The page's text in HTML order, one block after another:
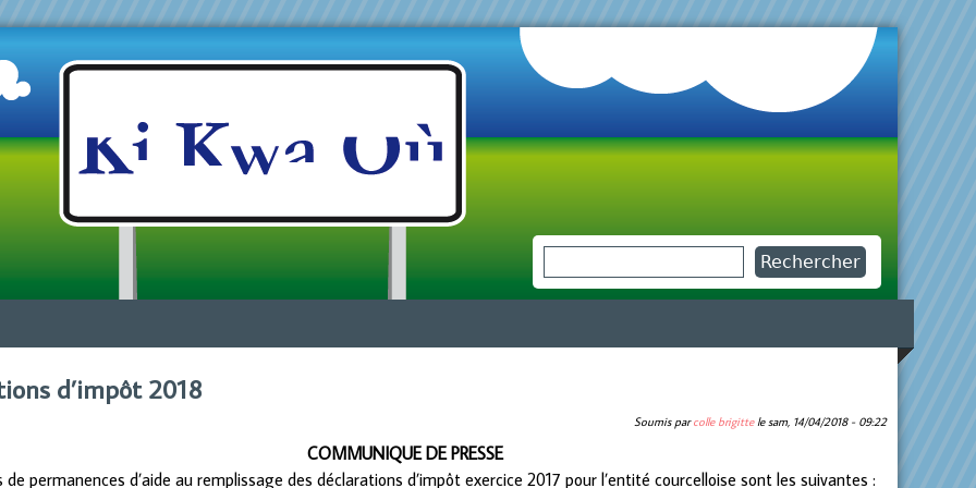
Formulaire de recherche
d’impôt 2018
Soumis parcolle brigittelesam, 14/04/2018 - 09:22
COMMUNIQUE DE PRESSE
de permanences d’aide au remplissage des déclarations d’impôt exercice 2017 pour l’entité courcelloise sont les suivantes :